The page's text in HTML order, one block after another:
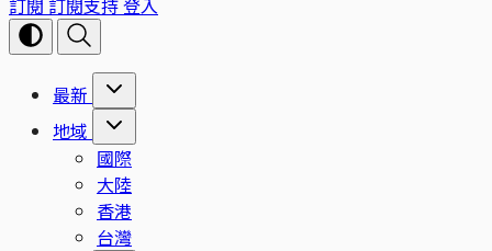
訂閱 訂閱支持登入
最新
地域
國際
大陸
香港
台灣